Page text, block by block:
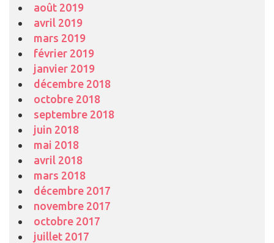
août 2019
avril 2019
mars 2019
février 2019
janvier 2019
décembre 2018
octobre 2018
septembre 2018
juin 2018
mai 2018
avril 2018
mars 2018
décembre 2017
novembre 2017
octobre 2017
juillet 2017